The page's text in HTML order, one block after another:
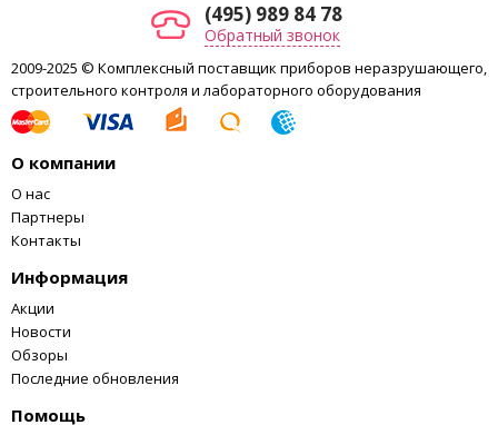
(495) 989 84 78
Обратный звонок
2009-2025 © Комплексный поставщик приборов неразрушающего,
строительного контроля и лабораторного оборудования
О компании
О нас
Партнеры
Контакты
Информация
Акции
Новости
Обзоры
Последние обновления
Помощь